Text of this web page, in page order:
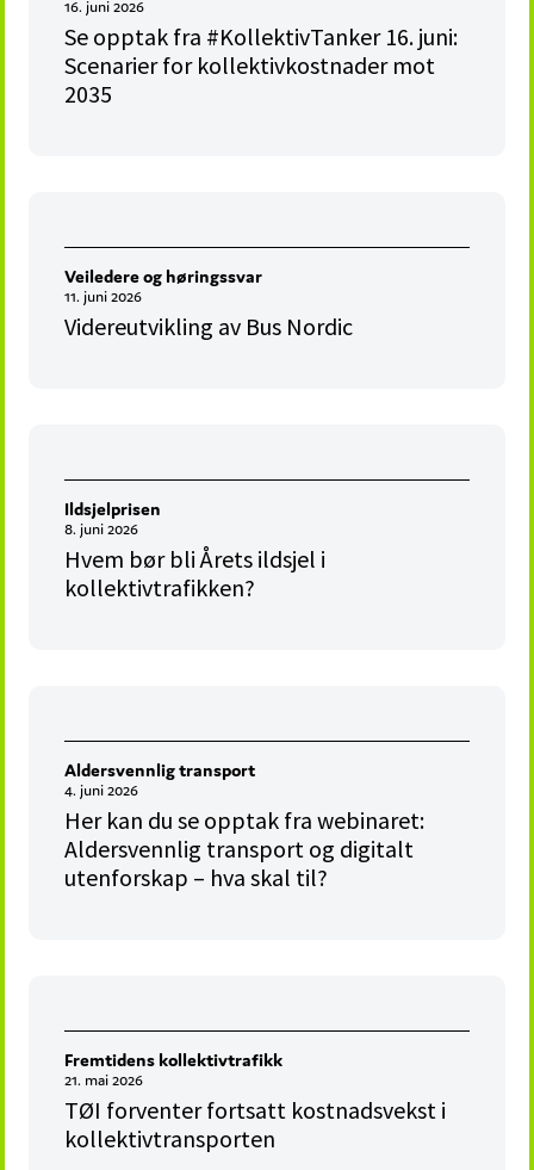
16. juni 2026
Se opptak fra #KollektivTanker 16. juni:
Scenarier for kollektivkostnader mot
2035
Veiledere og høringssvar
11. juni 2026
Videreutvikling av Bus Nordic
Ildsjelprisen
8. juni 2026
Hvem bør bli Årets ildsjel i
kollektivtrafikken?
Aldersvennlig transport
4. juni 2026
Her kan du se opptak fra webinaret:
Aldersvennlig transport og digitalt
utenforskap – hva skal til?
Fremtidens kollektivtrafikk
21. mai 2026
TØI forventer fortsatt kostnadsvekst i
kollektivtransporten